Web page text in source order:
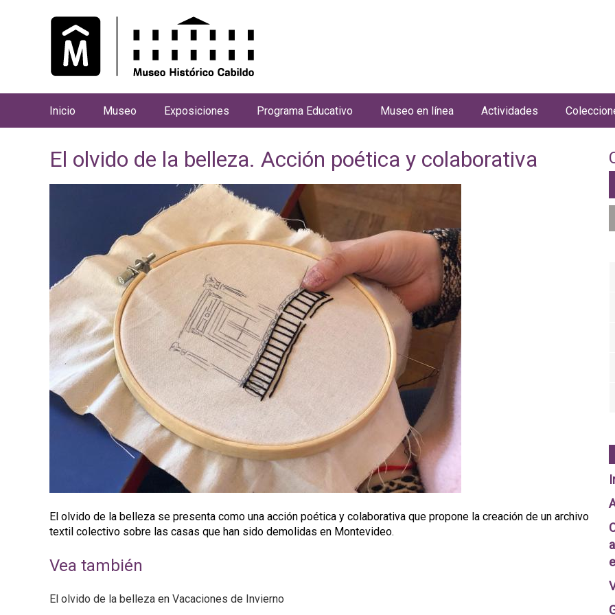
El olvido de la belleza. Acción poética y colaborativa
El olvido de la belleza se presenta como una acción poética y colaborativa que propone la creación de un archivo
textil colectivo sobre las casas que han sido demolidas en Montevideo.
Vea también
El olvido de la belleza en Vacaciones de Invierno
n
ú
i
p
a
l
Inicio Museo Exposiciones Programa Educativo Museo en línea Actividades